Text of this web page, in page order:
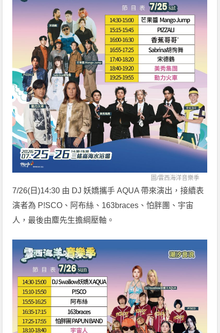
圖/雲西海洋音樂季
7/26(日)14:30 由 DJ 妖嬌攜手 AQUA 帶來演出，接續表
演者為 P!SCO、阿布絲、163braces、怕胖團、宇宙
人，最後由麋先生擔綱壓軸。